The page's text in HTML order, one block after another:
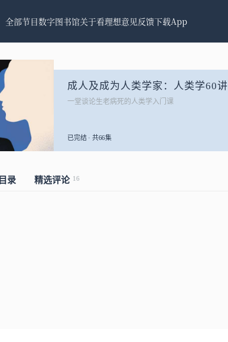
全部节目数字图书馆关于看理想意见反馈下载App
成人及成为人类学家：人类学60讲
一堂谈论生老病死的人类学入门课
已完结 · 共66集
目录 精选评论 16